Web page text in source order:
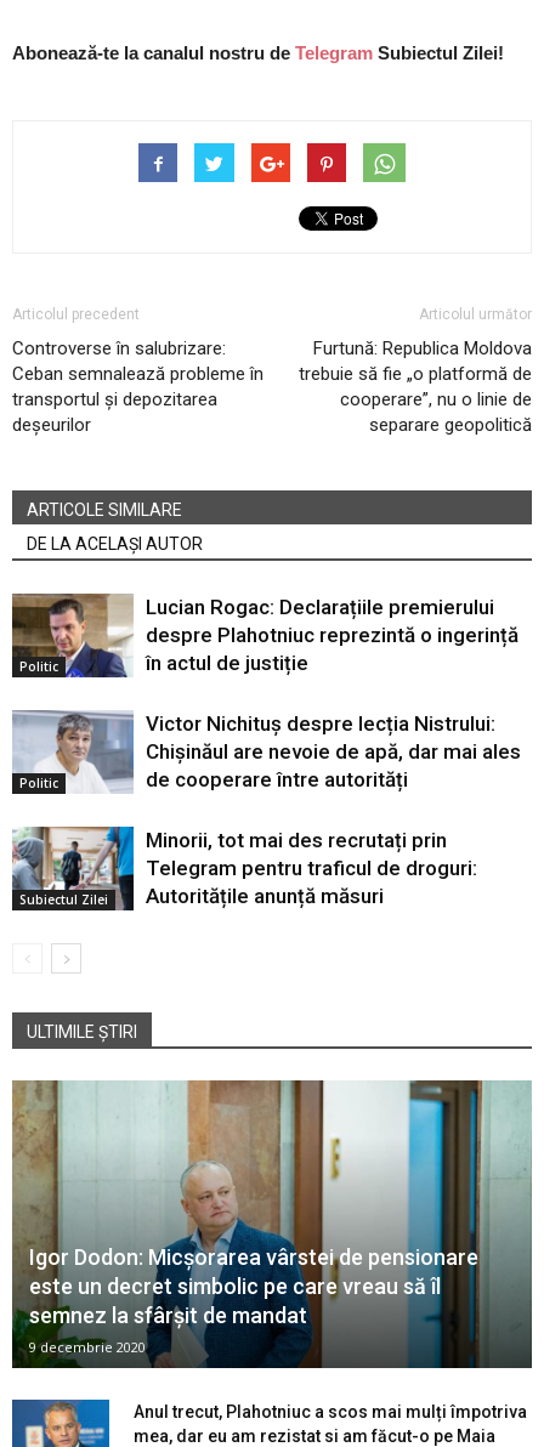
Abonează-te la canalul nostru de Telegram Subiectul Zilei!
Articolul precedent
Controverse în salubrizare:
Ceban semnalează probleme în
transportul și depozitarea
deșeurilor
Articolul următor
Furtună: Republica Moldova
trebuie să fie „o platformă de
cooperare”, nu o linie de
separare geopolitică
ARTICOLE SIMILARE
DE LA ACELAȘI AUTOR
Politic
Lucian Rogac: Declarațiile premierului
despre Plahotniuc reprezintă o ingerință
în actul de justiție
Politic
Victor Nichituș despre lecția Nistrului:
Chișinăul are nevoie de apă, dar mai ales
de cooperare între autorități
Subiectul Zilei
Minorii, tot mai des recrutați prin
Telegram pentru traficul de droguri:
Autoritățile anunță măsuri
ULTIMILE ȘTIRI
Igor Dodon: Micșorarea vârstei de pensionare
este un decret simbolic pe care vreau să îl
semnez la sfârșit de mandat
9 decembrie 2020
Anul trecut, Plahotniuc a scos mai mulți împotriva
mea, dar eu am rezistat si am făcut-o pe Maia